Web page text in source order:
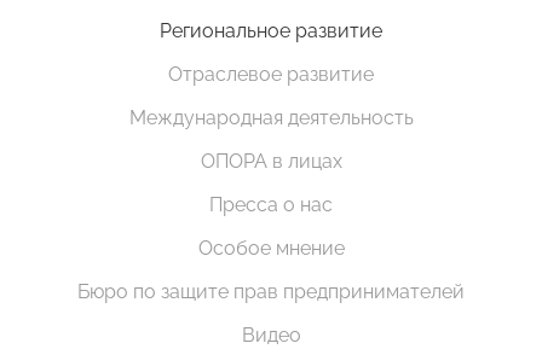
Региональное развитие
Отраслевое развитие
Международная деятельность
ОПОРА в лицах
Пресса о нас
Особое мнение
Бюро по защите прав предпринимателей
Видео